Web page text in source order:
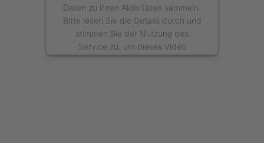
Daten zu Ihren Aktivitäten sammeln.
Bitte lesen Sie die Details durch und
stimmen Sie der Nutzung des
Service zu, um dieses Video
anzusehen.